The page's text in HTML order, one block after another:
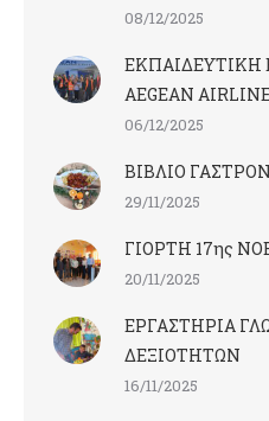
08/12/2025
AEGEAN
06/12/2025
ΒΙΒΛΙΟ
29/11/2025
ΓΙΟΡΤΗ 17ης
20/11/2025
ΕΡΓΑΣΤΗΡΙΑ
ΔΕΞΙΟΤΗΤΩΝ
16/11/2025